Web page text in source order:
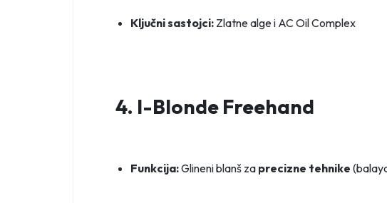
Ključni sastojci:Zlatne alge i AC Oil Complex
4. I-Blonde Freehand
Funkcija:Glineni blanš za precizne tehnike